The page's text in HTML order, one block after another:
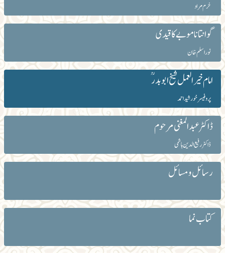
خرم مراد
گوانتاناموبے کاقیدی
نوراسلم خان
امام خیرالعمل شیخ ابوبدرؒ
پروفیسر خورشید احمد
ڈاکٹرعبدالمغنی مرحوم
ڈاکٹر رفیع الدین ہاشمی
رسائل و مسائل
کتاب نما